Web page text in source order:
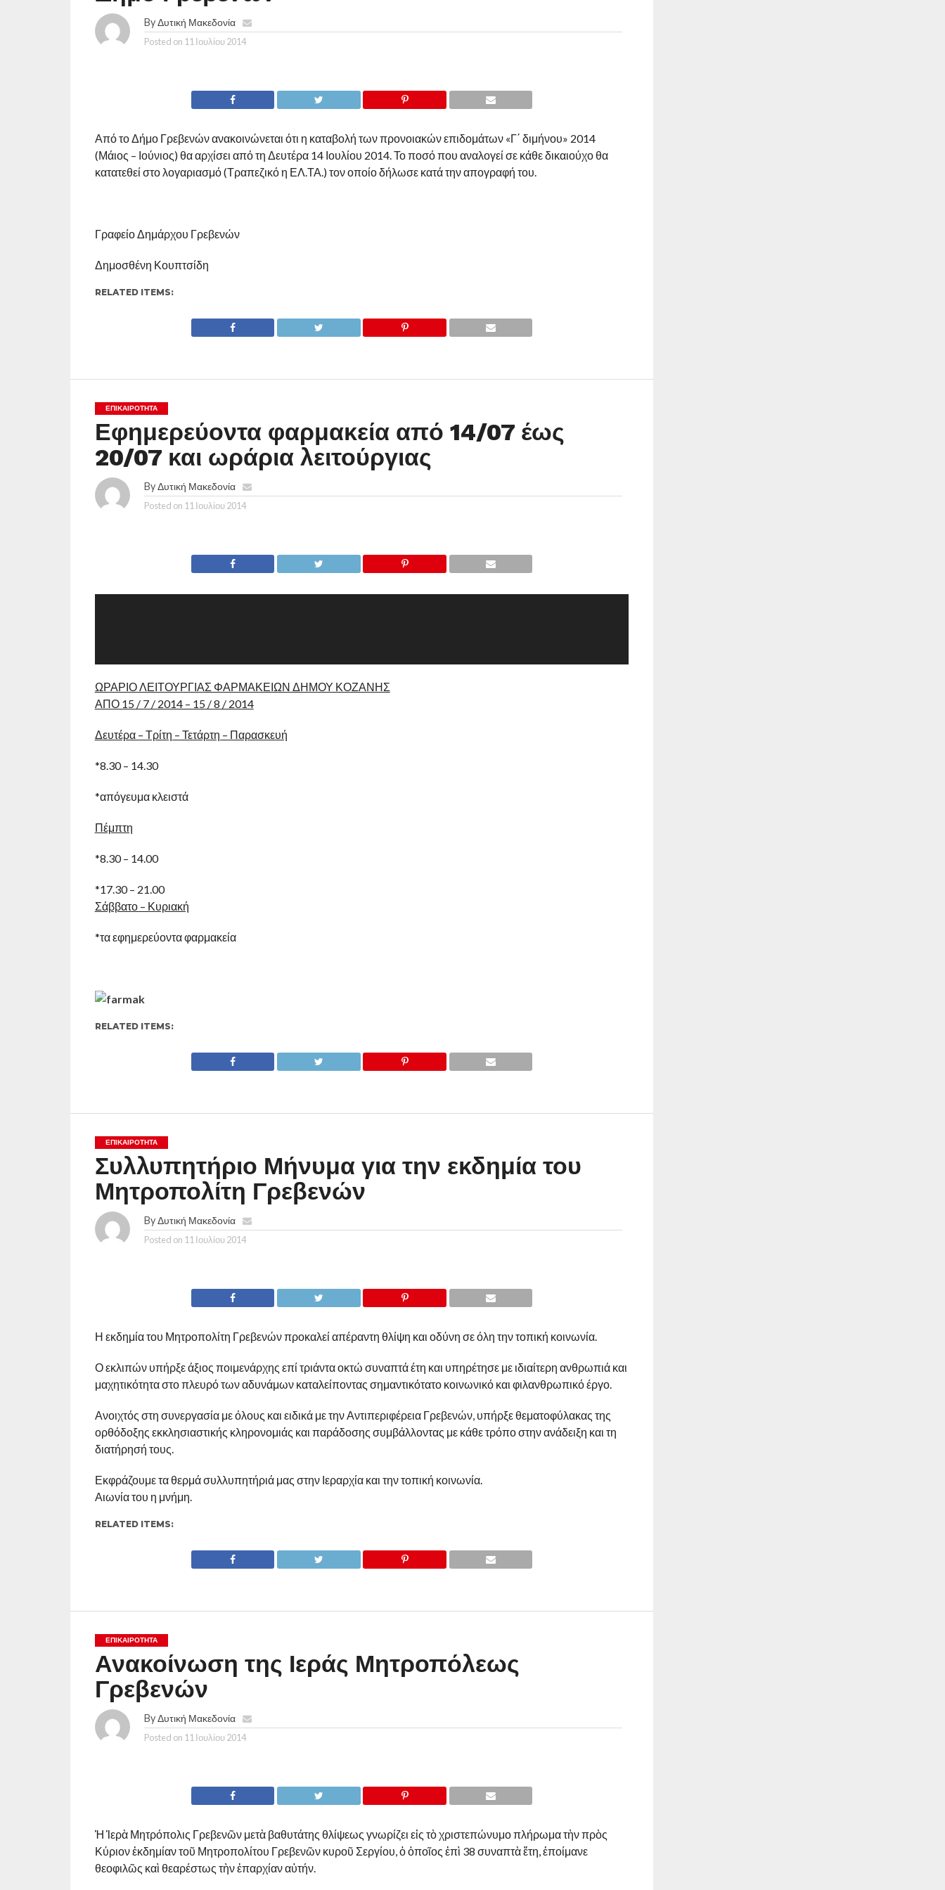
ByΔυτική Μακεδονία
Posted on 11 Ιουλίου 2014
Από το Δήμο Γρεβενών ανακοινώνεται ότι η καταβολή των προνοιακών επιδομάτων «Γ΄ διμήνου» 2014
(Μάιος – Ιούνιος) θα αρχίσει από τη Δευτέρα 14 Ιουλίου 2014. Το ποσό που αναλογεί σε κάθε δικαιούχο θα
κατατεθεί στο λογαριασμό (Τραπεζικό η ΕΛ.ΤΑ.) τον οποίο δήλωσε κατά την απογραφή του.
Γραφείο Δημάρχου Γρεβενών
Δημοσθένη Κουπτσίδη
RELATED ITEMS:
ΕΠΙΚΑΙΡΟΤΗΤΑ
Εφημερεύοντα φαρμακεία από 14/07 έως
20/07 και ωράρια λειτούργιας
ByΔυτική Μακεδονία
Posted on 11 Ιουλίου 2014
ΩΡΑΡΙΟ ΛΕΙΤΟΥΡΓΙΑΣ ΦΑΡΜΑΚΕΙΩΝ ΔΗΜΟΥ ΚΟΖΑΝΗΣ
ΑΠΟ 15 / 7 / 2014 – 15 / 8 / 2014
Δευτέρα – Τρίτη – Τετάρτη – Παρασκευή
*8.30 – 14.30
*απόγευμα κλειστά
Πέμπτη
*8.30 – 14.00
*17.30 – 21.00
Σάββατο – Κυριακή
*τα εφημερεύοντα φαρμακεία
RELATED ITEMS:
ΕΠΙΚΑΙΡΟΤΗΤΑ
Συλλυπητήριο Μήνυμα για την εκδημία του
Μητροπολίτη Γρεβενών
ByΔυτική Μακεδονία
Posted on 11 Ιουλίου 2014
Η εκδημία του Μητροπολίτη Γρεβενών προκαλεί απέραντη θλίψη και οδύνη σε όλη την τοπική κοινωνία.
Ο εκλιπών υπήρξε άξιος ποιμενάρχης επί τριάντα οκτώ συναπτά έτη και υπηρέτησε με ιδιαίτερη ανθρωπιά και
μαχητικότητα στο πλευρό των αδυνάμων καταλείποντας σημαντικότατο κοινωνικό και φιλανθρωπικό έργο.
Ανοιχτός στη συνεργασία με όλους και ειδικά με την Αντιπεριφέρεια Γρεβενών, υπήρξε θεματοφύλακας της
ορθόδοξης εκκλησιαστικής κληρονομιάς και παράδοσης συμβάλλοντας με κάθε τρόπο στην ανάδειξη και τη
διατήρησή τους.
Εκφράζουμε τα θερμά συλλυπητήριά μας στην Ιεραρχία και την τοπική κοινωνία.
Αιωνία του η μνήμη.
RELATED ITEMS:
ΕΠΙΚΑΙΡΟΤΗΤΑ
Ανακοίνωση της Ιεράς Μητροπόλεως
Γρεβενών
ByΔυτική Μακεδονία
Posted on 11 Ιουλίου 2014
Ἡ Ἱερὰ Μητρόπολις Γρεβενῶν μετὰ βαθυτάτης θλίψεως γνωρίζει εἰς τὸ χριστεπώνυμο πλήρωμα τὴν πρὸς
Κύριον ἐκδημίαν τοῦ Μητροπολίτου Γρεβενῶν κυροῦ Σεργίου, ὁ ὁποῖος ἐπὶ 38 συναπτὰ ἔτη, ἐποίμανε
θεοφιλῶς καὶ θεαρέστως τὴν ἐπαρχίαν αὐτήν.